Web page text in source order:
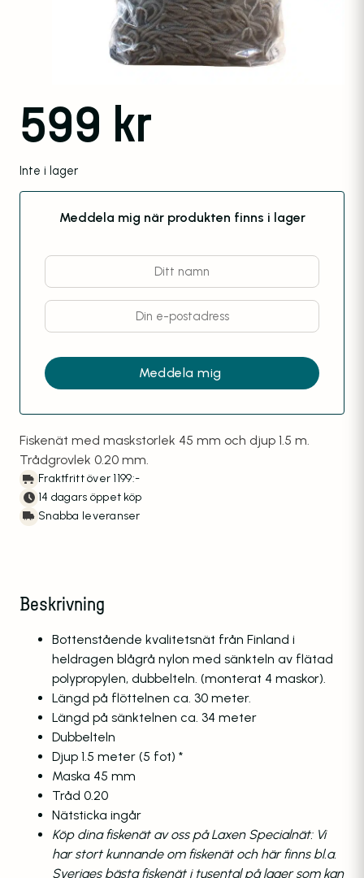
599 kr
Inte i lager
Meddela mig när produkten finns i lager
Fiskenät med maskstorlek 45 mm och djup 1.5 m.
Trådgrovlek 0.20 mm.
Fraktfritt över 1199:-
14 dagars öppet köp
Snabba leveranser
Beskrivning
Bottenstående kvalitetsnät från Finland i
heldragen blågrå nylon med sänkteln av flätad
polypropylen, dubbelteln. (monterat 4 maskor).
Längd på flöttelnen ca. 30 meter.
Längd på sänktelnen ca. 34 meter
Dubbelteln
Djup 1.5 meter (5 fot) *
Maska 45 mm
Tråd 0.20
Nätsticka ingår
Köp dina fiskenät av oss på Laxen Specialnät: Vi
har stort kunnande om fiskenät och här finns bl.a.
Sveriges bästa fiskenät i tusental på lager som kan